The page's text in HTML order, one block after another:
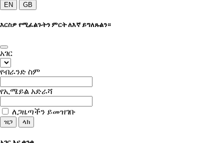
EN GB
እርስዎ የሚፈልጉትን ምርት ለእኛ ይግለጹልን።
አገር
የብራንድ ስም
የኢሜይል አድራሻ
ለጋዜጣችን ይመዝገቡ
ዝጋ ላክ